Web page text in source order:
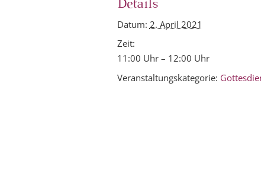
Details
Datum: 2. April 2021
Zeit:
11:00 Uhr – 12:00 Uhr
Veranstaltungskategorie: